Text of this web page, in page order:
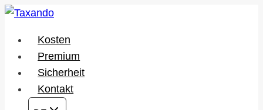
Zum
springenKosten
Premium
Sicherheit
Kontakt